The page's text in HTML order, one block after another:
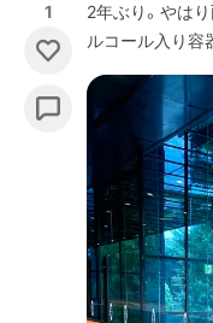
1
2年ぶり。やは
ルコール入り容